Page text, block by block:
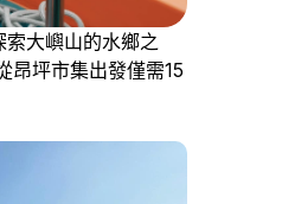
大嶼山的水鄉之
昂坪市集出發僅需15